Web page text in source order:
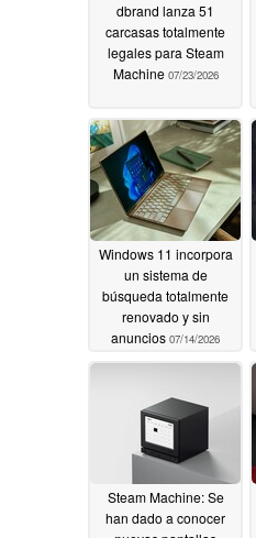
dbrand lanza 51
carcasas totalmente
legales para Steam
Machine 07/23/2026
Windows 11 incorpora
un sistema de
búsqueda totalmente
renovado y sin
anuncios 07/14/2026
Steam Machine: Se
han dado a conocer